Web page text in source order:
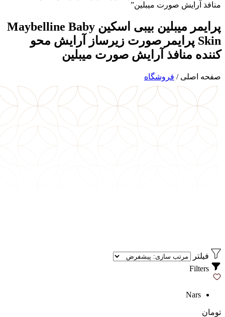
منافذ آرایش صورت میبلین”
پرایمر میبلین بیبی اسکین Maybelline Baby
Skin پرایمر صورت زیرساز آرایش محو
کننده منافذ آرایش صورت میبلین
صفحه اصلی / فروشگاه
فیلتر
Nars
تومان